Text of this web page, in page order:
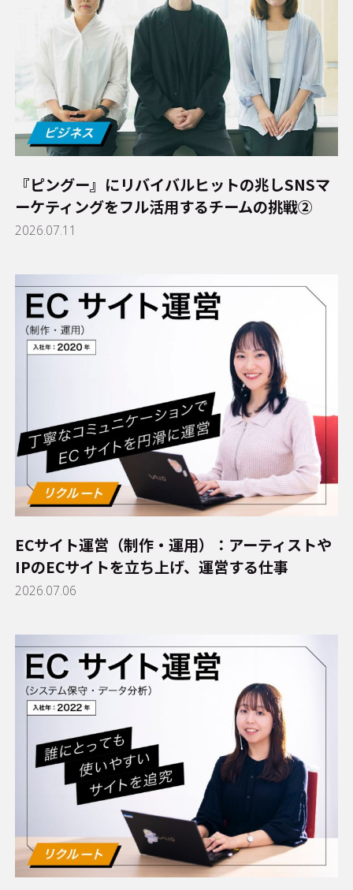
『ピングー』にリバイバルヒットの兆し――SNSマ
ーケティングをフル活用するチームの挑戦②
2026.07.11
ECサイト運営（制作・運用）：アーティストや
IPのECサイトを立ち上げ、運営する仕事
2026.07.06